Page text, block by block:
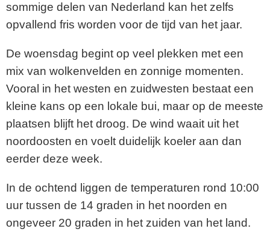
sommige delen van Nederland kan het zelfs
opvallend fris worden voor de tijd van het jaar.
De woensdag begint op veel plekken met een
mix van wolkenvelden en zonnige momenten.
Vooral in het westen en zuidwesten bestaat een
kleine kans op een lokale bui, maar op de meeste
plaatsen blijft het droog. De wind waait uit het
noordoosten en voelt duidelijk koeler aan dan
eerder deze week.
In de ochtend liggen de temperaturen rond 10:00
uur tussen de 14 graden in het noorden en
ongeveer 20 graden in het zuiden van het land.